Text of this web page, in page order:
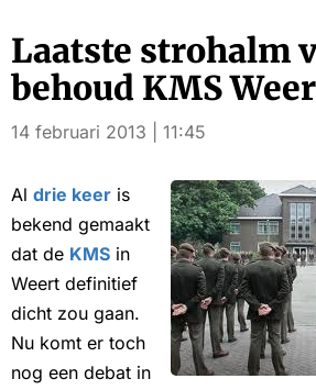
Laatste strohalm
behoud KMS
14 februari 2013 | 11:45
Al drie keer is
bekend gemaakt
dat de KMS in
Weert definitief
dicht zou gaan.
Nu komt er toch
nog een debat in